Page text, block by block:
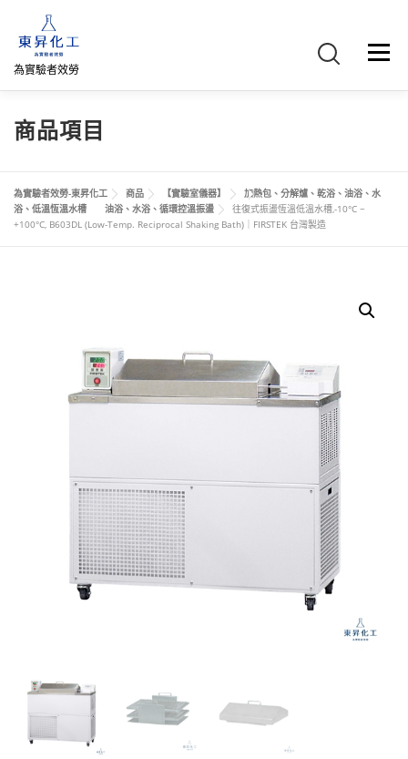
為實驗者效勞
選單
首頁 關於我們
網路商店 直購專區 詢價車、購物車/會員
商品項目
為實驗者效勞-東昇化工 商品 【實驗室儀器】
加熱包、分解爐、乾浴、油浴、水
浴、低溫恆溫水槽
油浴、水浴、循環控溫振盪
往復式振盪恆溫低溫水槽,-10°C ~
+100°C, B603DL (Low-Temp. Reciprocal Shaking Bath)｜FIRSTEK 台灣製造